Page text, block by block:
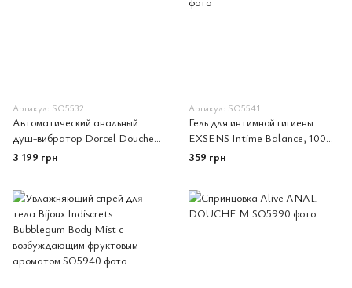
Артикул: SO5532
Автоматический анальный
душ-вибратор Dorcel Douche
Mate Pro
3 199 грн
Артикул: SO5541
Гель для интимной гигиены
EXSENS Intime Balance, 100
мл, с экстрактом листьев
органического алоэ
359 грн